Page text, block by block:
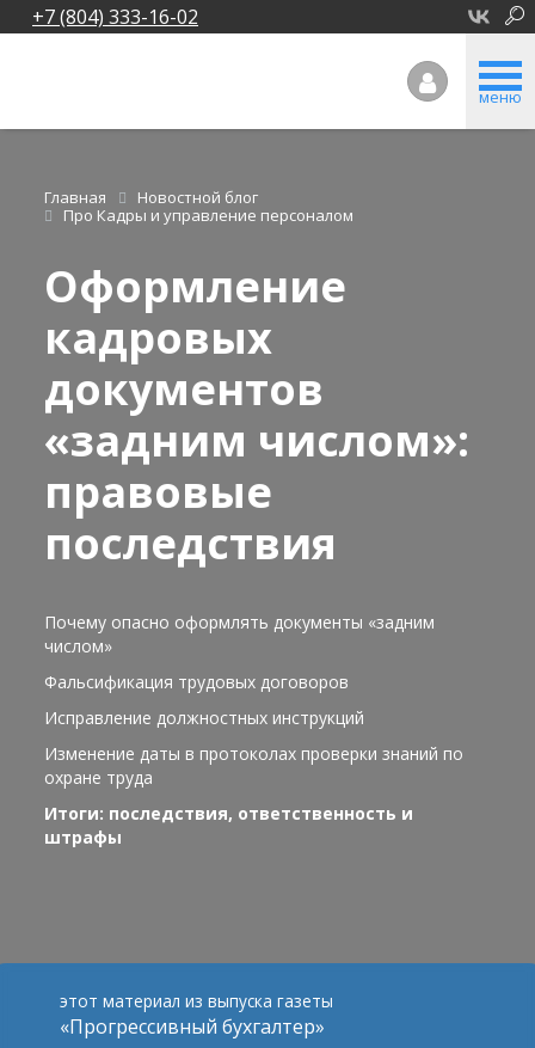
+7 (804) 333-16-02
меню
Главная
Новостной блог
Про Кадры и управление персоналом
Оформление
кадровых
документов
«задним числом»:
правовые
последствия
Почему опасно оформлять документы «задним
числом»
Фальсификация трудовых договоров
Исправление должностных инструкций
Изменение даты в протоколах проверки знаний по
охране труда
Итоги: последствия, ответственность и
штрафы
этот материал из выпуска газеты
«Прогрессивный бухгалтер»